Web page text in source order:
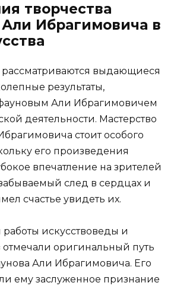
творчества
Ибрагимовича в
рассматриваются выдающиеся
результаты,
Али Ибрагимовичем
деятельности. Мастерство
стоит особого
его произведения
впечатление на зрителей
след в сердцах и
счастье увидеть их.
искусствоведы и
отмечали оригинальный путь
Али Ибрагимовича. Его
ему заслуженное признание